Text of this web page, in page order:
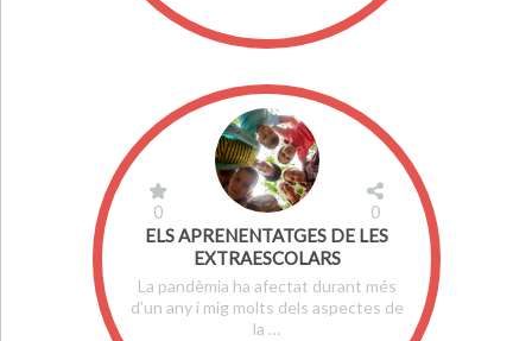
0 0
ELS APRENENTATGES DE LES
EXTRAESCOLARS
La pandèmia ha afectat durant més
d’un any i mig molts dels aspectes de
la …